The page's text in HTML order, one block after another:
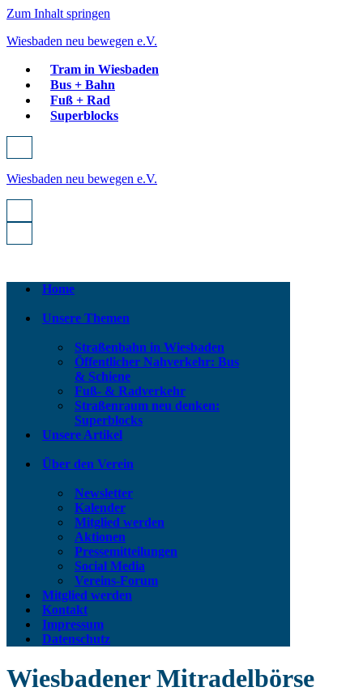
Zum Inhalt springen
Wiesbaden neu bewegen e.V.
Tram in Wiesbaden
Bus + Bahn
Fuß + Rad
Superblocks
Navigationsmenü
Wiesbaden neu bewegen e.V.
Navigationsmenü
Navigationsmenü
Home
Unsere Themen
Straßenbahn in Wiesbaden
Öffentlicher Nahverkehr: Bus
& Schiene
Fuß- & Radverkehr
Straßenraum neu denken:
Superblocks
Unsere Artikel
Über den Verein
Newsletter
Kalender
Mitglied werden
Aktionen
Pressemitteilungen
Social Media
Vereins-Forum
Mitglied werden
Kontakt
Impressum
Datenschutz
Wiesbadener Mitradelbörse